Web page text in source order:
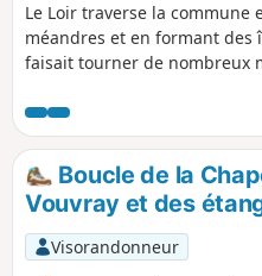
Le Loir traverse la
méandres et en formant des
faisait tourner de nombreux
Boucle de la
Vouvray et des
Visorandonneur